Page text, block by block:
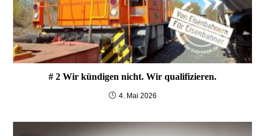
# 2 Wir kündigen nicht. Wir qualifizieren.
4. Mai 2026